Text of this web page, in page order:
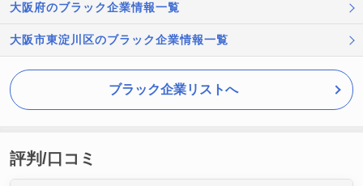
大阪府のブラック企業情報一覧
大阪市東淀川区のブラック企業情報一覧
ブラック企業リストへ
評判/口コミ